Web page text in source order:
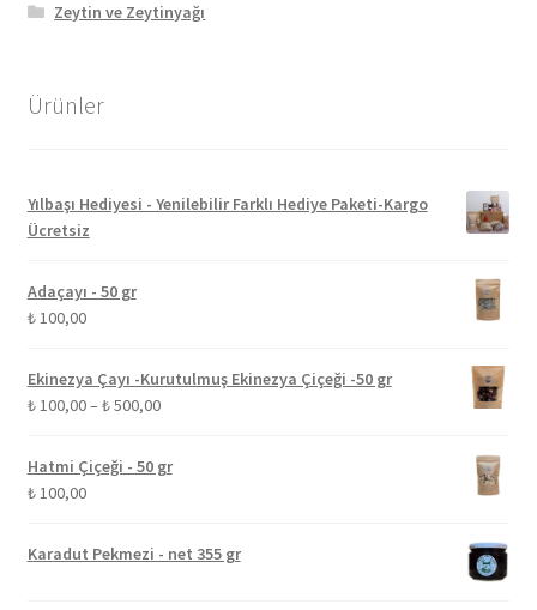
Zeytin ve Zeytinyağı
Ürünler
Yılbaşı Hediyesi - Yenilebilir Farklı Hediye Paketi-Kargo
Ücretsiz
Adaçayı - 50 gr
₺100,00
Ekinezya Çayı -Kurutulmuş Ekinezya Çiçeği -50 gr
₺100,00– ₺500,00Fiyat
-
Hatmi Çiçeği - 50 gr
₺100,00
Karadut Pekmezi - net 355 gr